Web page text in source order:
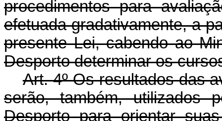
procedimentos para
efetuada gradativamente, a
presente Lei, cabendo ao
Desporto determinar os
Art. 4º Os resultados das
serão, também, utilizados
Desporto para orientar